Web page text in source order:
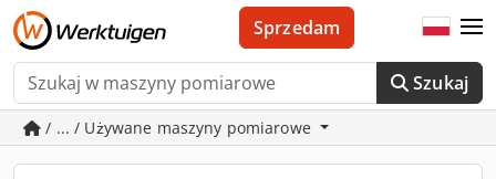
Szukaj
Sprzedam
/ ... / Używane maszyny pomiarowe